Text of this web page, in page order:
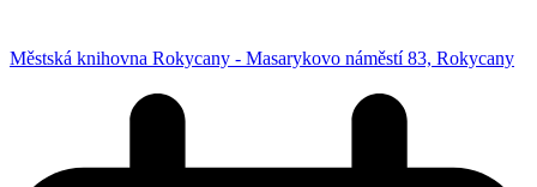
Městská knihovna Rokycany - Masarykovo náměstí 83, Rokycany